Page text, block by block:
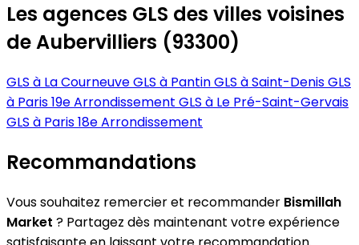
Les agences GLS des villes voisines
de Aubervilliers (93300)
GLS à La CourneuveGLS à PantinGLS à Saint-DenisGLS
à Paris 19e Arrondissement GLS à Le Pré-Saint-Gervais
GLS à Paris 18e Arrondissement
Recommandations
Vous souhaitez remercier et recommander Bismillah
Market ? Partagez dès maintenant votre expérience